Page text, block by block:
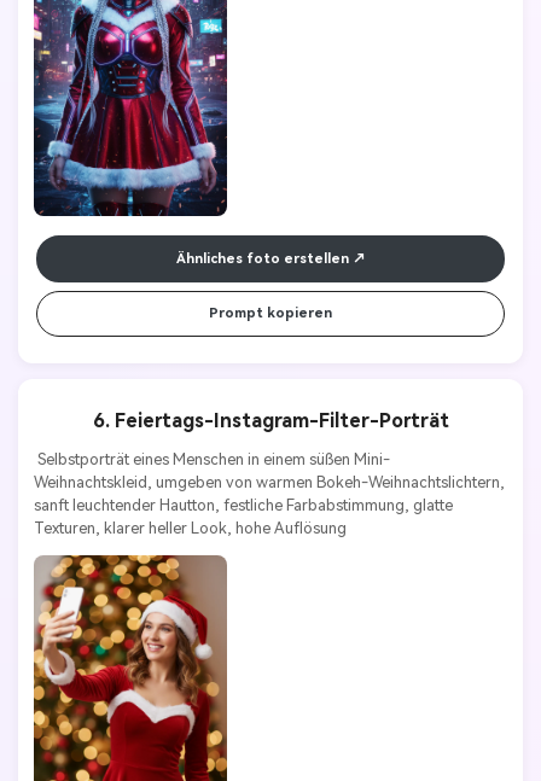
Ähnliches foto erstellen
Prompt kopieren
6. Feiertags-Instagram-Filter-Porträt
Selbstporträt eines Menschen in einem süßen Mini-
Weihnachtskleid, umgeben von warmen Bokeh-Weihnachtslichtern,
sanft leuchtender Hautton, festliche Farbabstimmung, glatte